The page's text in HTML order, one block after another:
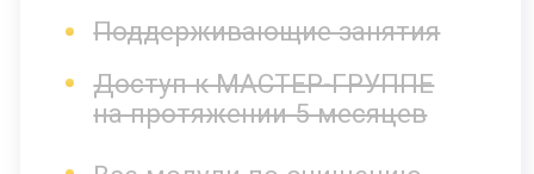
+2 дополнительных модуля
(суставы, иммунитет)
+2 спец. модуля